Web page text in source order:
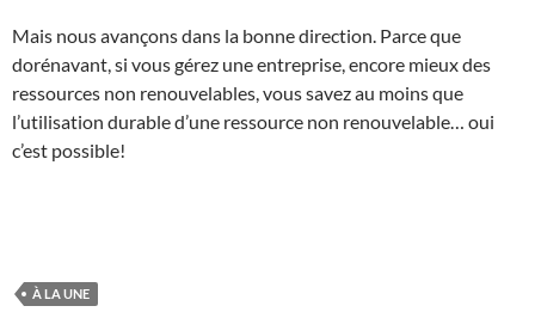
Mais nous avançons dans la bonne direction. Parce que
dorénavant, si vous gérez une entreprise, encore mieux des
ressources non renouvelables, vous savez au moins que
l’utilisation durable d’une ressource non renouvelable… oui
c’est possible!
À LA UNE